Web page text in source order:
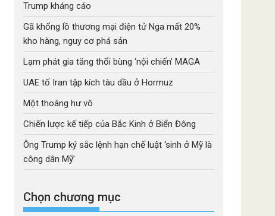
Trump kháng cáo
Gã khổng lồ thương mại điện tử Nga mất 20%
kho hàng, nguy cơ phá sản
Lạm phát gia tăng thổi bùng ‘nội chiến’ MAGA
UAE tố Iran tập kích tàu dầu ở Hormuz
Một thoáng hư vô
Chiến lược kế tiếp của Bắc Kinh ở Biển Đông
Ông Trump ký sắc lệnh hạn chế luật ‘sinh ở Mỹ là
công dân Mỹ’
Chọn chương mục